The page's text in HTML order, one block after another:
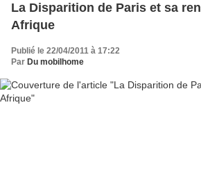
La Disparition de Paris et sa
Afrique
Publié le 22/04/2011 à 17:22
Par Du mobilhome